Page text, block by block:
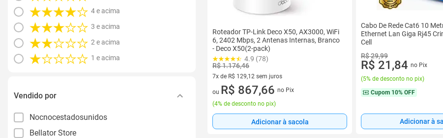
4 e acima
3 e acima
2 e acima
1 e acima
Vendido por
Nocnocestadosunidos
Bellator Store
Roteador TP-Link Deco X50, AX3000, WiFi
6, 2402 Mbps, 2 Antenas Internas, Branco
- Deco X50(2-pack)
4.9 (78)
R$ 1.176,46
7x de R$ 129,12 sem juros
7 vez de R$ 129,12 sem juros
ou R$ 867,66 no Pix
(4% de desconto no pix)
Adicionar à sacola
Cabo De Rede Cat6 10
Ethernet Lan Giga Rj45
Cell
R$ 29,99
R$ 21,84 no Pix
(5% de desconto no pix)
Cupom 10% OFF
Adicionar à